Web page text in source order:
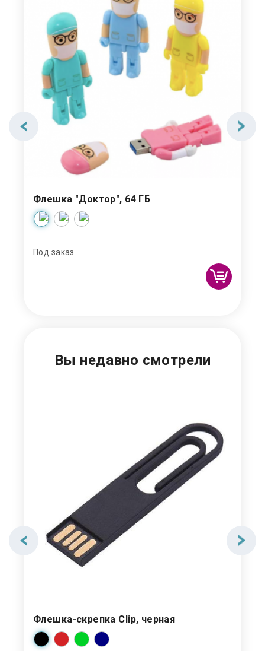
Флешка "Доктор", 64 ГБ
Под заказ
Вы недавно смотрели
Флешка-скрепка Clip, черная